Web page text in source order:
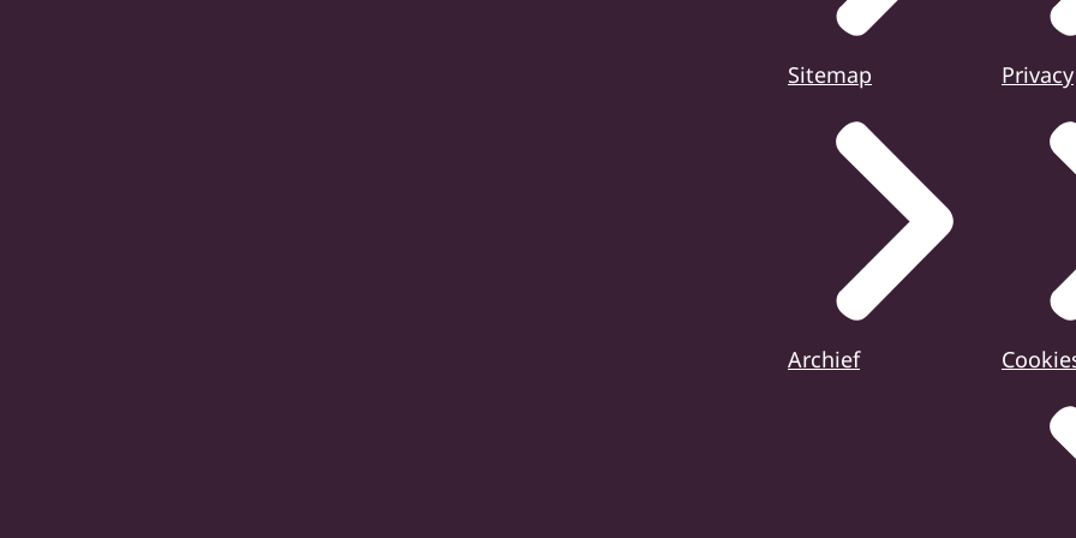
Sitemap
Archief
Privacy